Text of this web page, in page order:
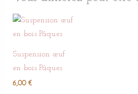
Suspension œuf
en bois Pâques
6,00 €